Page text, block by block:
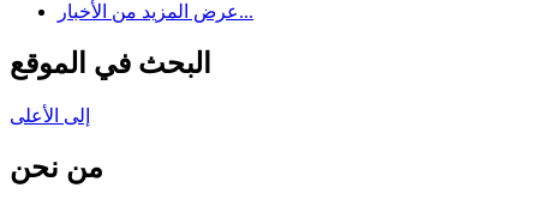
عرض المزيد من الأخبار...
البحث في الموقع
إلى الأعلى
من نحن